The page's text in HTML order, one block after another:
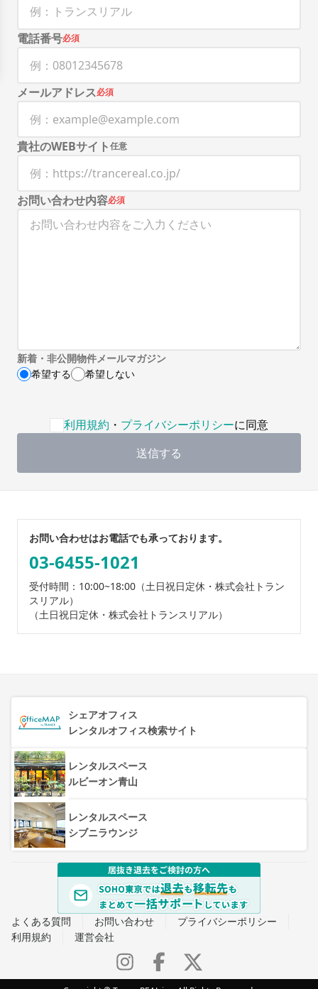
電話番号必須
メールアドレス必須
貴社のWEBサイト任意
お問い合わせ内容必須
新着・非公開物件メールマガジン
希望する
希望しない
利用規約 ・ プライバシーポリシーに同意
送信する
利用規約・プライバシーポリシーへの同意が必要です
お問い合わせはお電話でも承っております。
03-6455-1021
受付時間：10:00~18:00 （土日祝日定休・株式会社トラン
スリアル）
（土日祝日定休・株式会社トランスリアル）
シェアオフィス
レンタルオフィス検索サイト
レンタルスペース
ルビーオン青山
レンタルスペース
シブニラウンジ
よくある質問 お問い合わせ
プライバシーポリシー
利用規約
運営会社